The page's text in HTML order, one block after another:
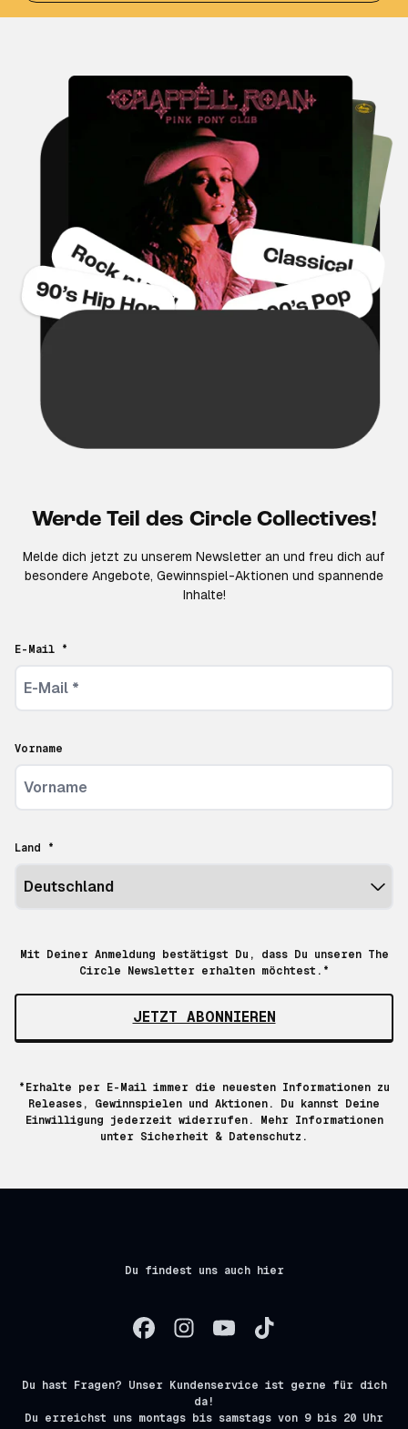
Werde Teil des Circle Collectives!
Melde dich jetzt zu unserem Newsletter an und freu dich auf
besondere Angebote, Gewinnspiel-Aktionen und spannende
Inhalte!
E-Mail *
Vorname
Land *
Mit Deiner Anmeldung bestätigst Du, dass Du unseren The
Circle Newsletter erhalten möchtest.*
JETZT ABONNIEREN
*Erhalte per E-Mail immer die neuesten Informationen zu
Releases, Gewinnspielen und Aktionen. Du kannst Deine
Einwilligung jederzeit widerrufen. Mehr Informationen
unter Sicherheit & Datenschutz.
Du findest uns auch hier
Du hast Fragen? Unser Kundenservice ist gerne für dich
da!
Du erreichst uns montags bis samstags von 9 bis 20 Uhr